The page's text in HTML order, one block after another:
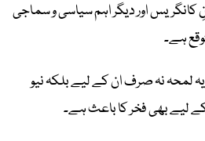
کانگریس اور دیگر اہم سیاسی و سماجی
ہے۔
لمحہ نہ صرف ان کے لیے بلکہ نیو
لیے بھی فخر کا باعث ہے۔